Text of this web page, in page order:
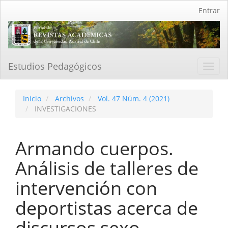
Contenido
principal
Barra
Entrar
Estudios Pedagógicos
Inicio Archivos
Vol. 47 Núm. 4 (2021)
INVESTIGACIONES
Armando cuerpos.
Análisis de talleres de
intervención con
deportistas acerca de